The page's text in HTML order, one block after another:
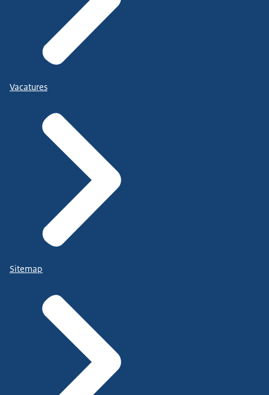
Vacatures
Sitemap